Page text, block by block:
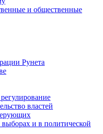
и общественные
Рунета
властей
выборах и в политической